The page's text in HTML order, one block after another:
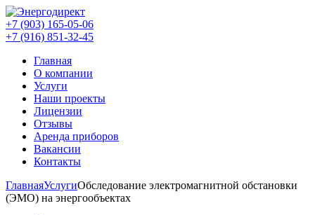
+7 (903) 165-05-06
+7 (916) 851-32-45
Главная
О компании
Услуги
Наши проекты
Лицензии
Отзывы
Аренда приборов
Вакансии
Контакты
ГлавнаяУслугиОбследование электромагнитной обстановки
(ЭМО) на энергообъектах